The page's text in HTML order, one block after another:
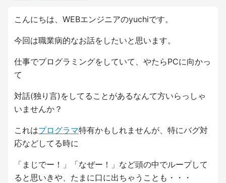
こんにちは、WEBエンジニアのyuchiです。
今回は職業病的なお話をしたいと思います。
仕事でプログラミングをしていて、やたらPCに向かっ
て
対話(独り言)をしてることがあるなんて方いらっしゃ
いませんか？
これはプログラマ特有かもしれませんが、特にバグ対
応などしてる時に
「まじでー！」「なぜー！」など頭の中でループして
ると思いきや、たまに口に出ちゃうことも・・・